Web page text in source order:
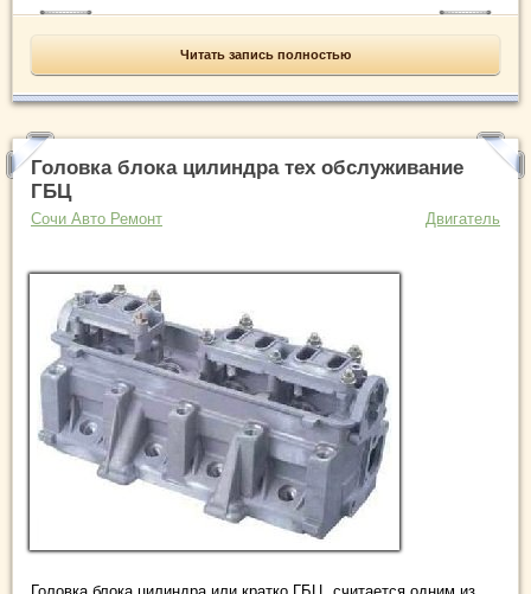
Читать запись полностью
Головка блока цилиндра тех обслуживание
ГБЦ
Сочи Авто Ремонт Двигатель